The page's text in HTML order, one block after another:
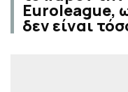
Euroleague,
δεν είναι